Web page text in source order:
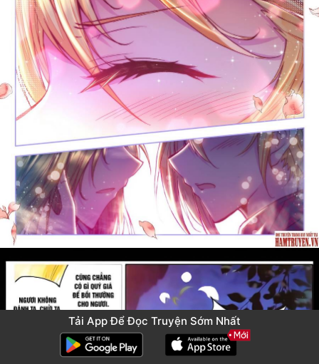
Tải App Để Đọc Truyện Sớm Nhất